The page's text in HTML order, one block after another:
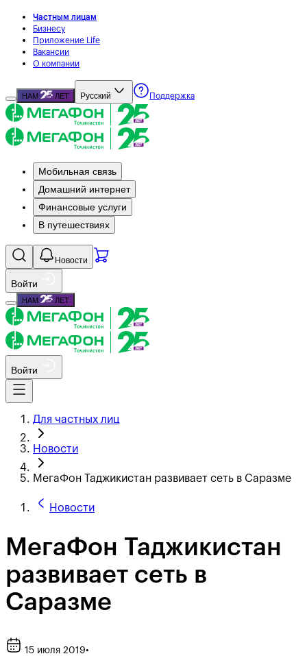
Частным лицам
Бизнесу
Приложение Life
Вакансии
О компании
НАМ ЛЕТ Русский Поддержка
Мобильная связь
Домашний интернет
Финансовые услуги
В путешествиях
Новости
Войти
НАМ ЛЕТ
Войти
Для частных лиц
Новости
МегаФон Таджикистан развивает сеть в Саразме
Новости
МегаФон Таджикистан
развивает сеть в
Саразме
15 июля 2019•